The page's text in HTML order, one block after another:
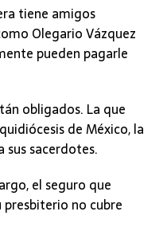
tiene amigos
Olegario Vázquez
pueden pagarle
obligados. La que
de México, la
sus sacerdotes.
el seguro que
no cubre